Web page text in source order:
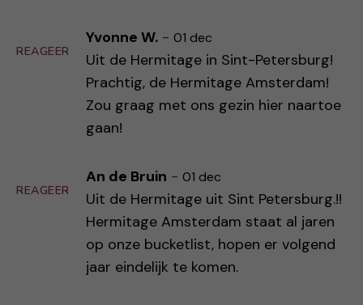
REAGEER
Yvonne W. - 01 dec
Uit de Hermitage in Sint-Petersburg!
Prachtig, de Hermitage Amsterdam!
Zou graag met ons gezin hier naartoe
gaan!
REAGEER
An de Bruin - 01 dec
Uit de Hermitage uit Sint Petersburg.!!
Hermitage Amsterdam staat al jaren
op onze bucketlist, hopen er volgend
jaar eindelijk te komen.